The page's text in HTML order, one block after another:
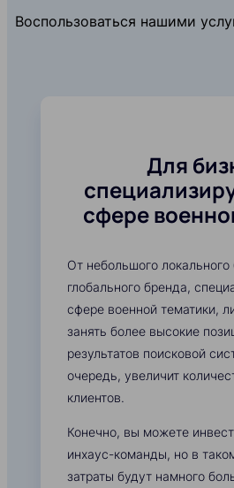
Воспользоваться нашими
Для
сфере
От небольшого локального
глобального бренда,
сфере военной тематики,
занять более высокие
результатов поисковой
очередь, увеличит
клиентов.
Конечно, вы можете
инхаус-команды, но в
затраты будут намного